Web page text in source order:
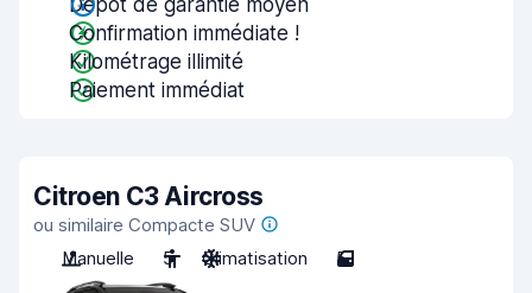
Dépôt de garantie moyen
Confirmation immédiate !
Kilométrage illimité
Paiement immédiat
Citroen C3 Aircross
ou similaire Compacte SUV
Manuelle
5 Climatisation 5